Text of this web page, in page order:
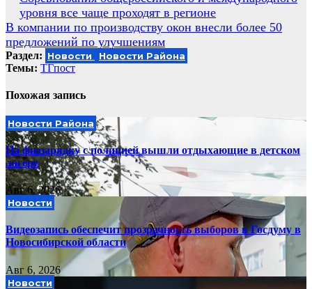
по
записям
уровня все чаще проходят в регионе
В компании по производству окон внесли более 50
предложений по улучшениям
Раздел: Новости Новости Района
Темы: ТГпост
Похожая запись
Новости Района
На физзарядку с полицией вышли отдыхающие в детском
лагере
Авг 6, 2026
Новости
Видеозапись обеспечит прозрачность выборов в Госдуму в
Новосибирской области
Авг 6, 2026
Новости